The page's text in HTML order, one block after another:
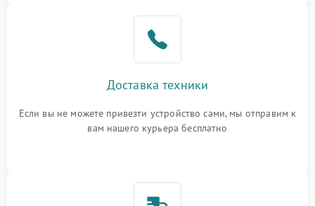
Доставка техники
Если вы не можете привезти устройство сами, мы отправим к
вам нашего курьера бесплатно